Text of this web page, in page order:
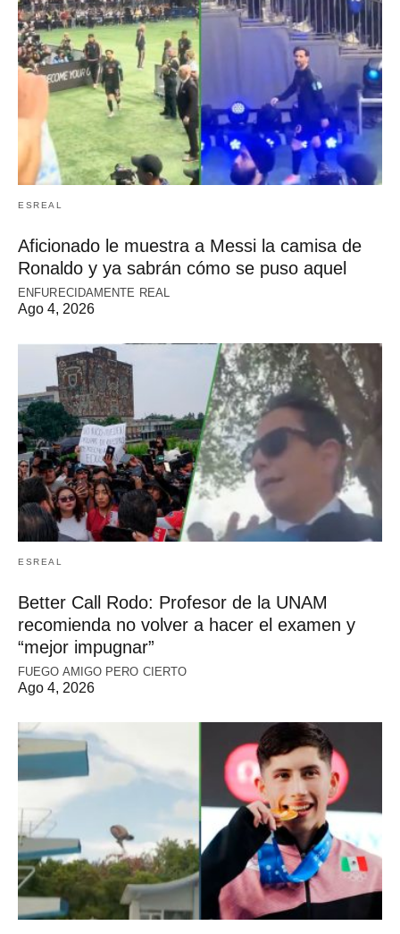
ESREAL
Aficionado le muestra a Messi la camisa de
Ronaldo y ya sabrán cómo se puso aquel
ENFURECIDAMENTE REAL
Ago 4, 2026
ESREAL
Better Call Rodo: Profesor de la UNAM
recomienda no volver a hacer el examen y
“mejor impugnar”
FUEGO AMIGO PERO CIERTO
Ago 4, 2026